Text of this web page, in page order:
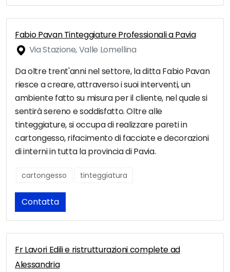
Fabio Pavan Tinteggiature Professionali a Pavia
Via Stazione, Valle Lomellina
Da oltre trent'anni nel settore, la ditta Fabio Pavan
riesce a creare, attraverso i suoi interventi, un
ambiente fatto su misura per il cliente, nel quale si
sentirà sereno e soddisfatto. Oltre alle
tinteggiature, si occupa di realizzare pareti in
cartongesso, rifacimento di facciate e decorazioni
di interni in tutta la provincia di Pavia.
cartongesso tinteggiatura
Contatta
Fr Lavori Edili e ristrutturazioni complete ad
Alessandria